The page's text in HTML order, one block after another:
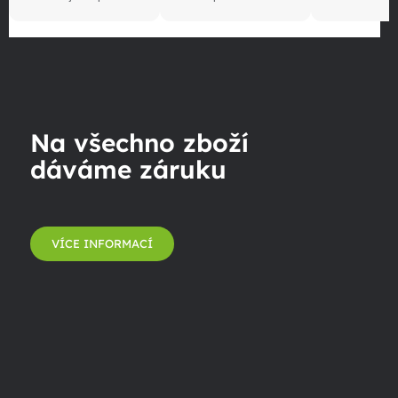
Na všechno zboží
dáváme záruku
VÍCE INFORMACÍ